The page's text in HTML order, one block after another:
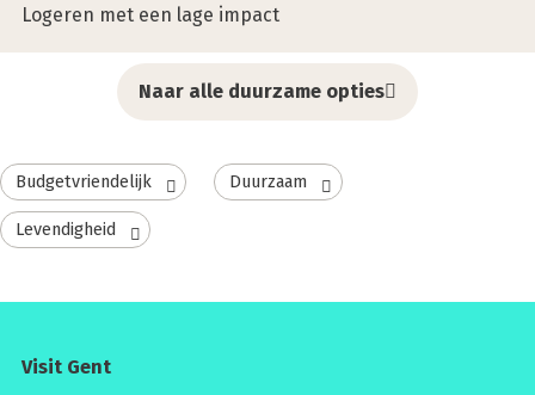
Logeren met een lage impact
Naar alle duurzame opties
Budgetvriendelijk Duurzaam
Levendigheid
Visit Gent